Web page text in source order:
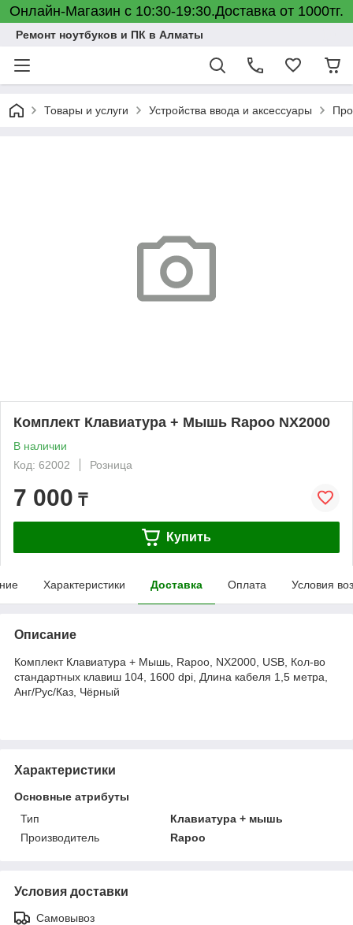
Онлайн-Магазин с 10:30-19:30.Доставка от 1000тг.
Ремонт ноутбуков и ПК в Алматы
Товары и услуги Устройства ввода и аксессуары
Комплект Клавиатура + Мышь Rapoo NX2000
В наличии
Код: 62002
Розница
7 000 ₸
Купить
Характеристики Доставка Оплата Условия
Описание
Комплект Клавиатура + Мышь, Rapoo, NX2000, USB, Кол-во
стандартных клавиш 104, 1600 dpi, Длина кабеля 1,5 метра,
Анг/Рус/Каз, Чёрный
Характеристики
Основные атрибуты
Тип
Клавиатура + мышь
Производитель
Rapoo
Условия доставки
Самовывоз